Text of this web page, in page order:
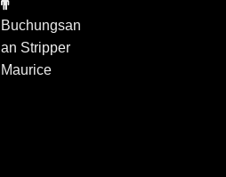
Buchungsanfrage
an Stripper
Maurice